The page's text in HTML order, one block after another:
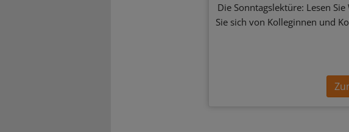
Die Sonntagslektüre: Lesen
Sie sich von Kolleginnen und